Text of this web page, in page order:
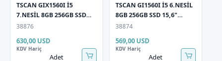
TSCAN GIX1560I İ5
7.NESİL 8GB 256GB SSD
15,6" Dokunmatik Pos PC
38876
630,00 USD
KDV Hariç
Adet
TSCAN GI1560I İ5 6.NESİL
8GB 256GB SSD 15,6"
Dokunmatik Pos PC
38874
569,00 USD
KDV Hariç
Adet